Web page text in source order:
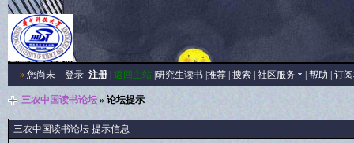
»您尚未 登录 注册| 返回主站| 研究生读书| 推荐| 搜索| 社区服务 帮助 订
三农中国读书论坛» 论坛提示
三农中国读书论坛 提示信息